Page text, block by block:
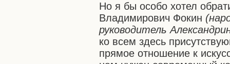
Но я бы особо хотел
Владимирович Фокин
руководитель
ко всем здесь
прямое отношение к